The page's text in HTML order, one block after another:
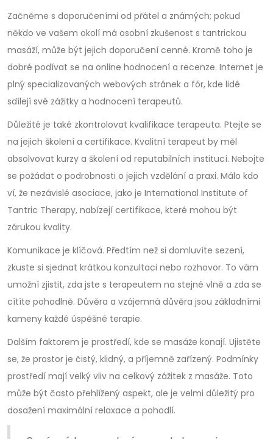
Začněme s doporučeními od přátel a známých; pokud
někdo ve vašem okolí má osobní zkušenost s tantrickou
masáží, může být jejich doporučení cenné. Kromě toho je
dobré podívat se na online hodnocení a recenze. Internet je
plný specializovaných webových stránek a fór, kde lidé
sdílejí své zážitky a hodnocení terapeutů.
Důležité je také zkontrolovat kvalifikace terapeuta. Ptejte se
na jejich školení a certifikace. Kvalitní terapeut by měl
absolvovat kurzy a školení od reputabilních institucí. Nebojte
se požádat o podrobnosti o jejich vzdělání a praxi. Málo kdo
ví, že nezávislé asociace, jako je International Institute of
Tantric Therapy, nabízejí certifikace, které mohou být
zárukou kvality.
Komunikace je klíčová. Předtím než si domluvíte sezení,
zkuste si sjednat krátkou konzultaci nebo rozhovor. To vám
umožní zjistit, zda jste s terapeutem na stejné vlně a zda se
cítíte pohodlně. Důvěra a vzájemná důvěra jsou základními
kameny každé úspěšné terapie.
Dalším faktorem je prostředí, kde se masáže konají. Ujistěte
se, že prostor je čistý, klidný, a příjemně zařízený. Podmínky
prostředí mají velký vliv na celkový zážitek z masáže. Toto
může být často přehlížený aspekt, ale je velmi důležitý pro
dosažení maximální relaxace a pohodlí.